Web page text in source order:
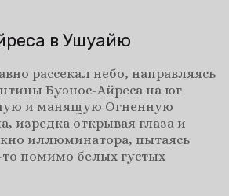
в Ушуайю
рассекал небо, направляясь
Буэнос-Айреса на юг
и манящую Огненную
изредка открывая глаза и
иллюминатора, пытаясь
то помимо белых густых